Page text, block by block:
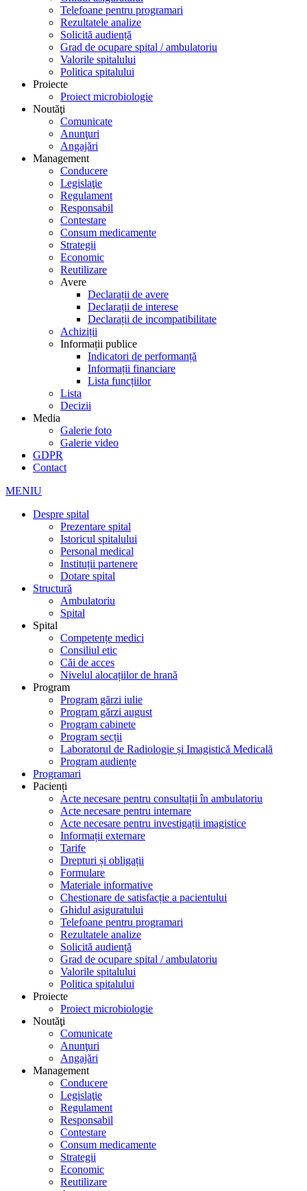
Telefoane pentru programari
Rezultatele analize
Solicită audiență
Grad de ocupare spital / ambulatoriu
Valorile spitalului
Politica spitalului
Proiecte
Proiect microbiologie
Noutăţi
Comunicate
Anunţuri
Angajări
Management
Conducere
Legislaţie
Regulament
Responsabil
Contestare
Consum medicamente
Strategii
Economic
Reutilizare
Avere
Declarații de avere
Declarații de interese
Declarații de incompatibilitate
Achiziții
Informații publice
Indicatori de performanță
Informații financiare
Lista funcțiilor
Lista
Decizii
Media
Galerie foto
Galerie video
GDPR
Contact
MENIU
Despre spital
Prezentare spital
Istoricul spitalului
Personal medical
Instituții partenere
Dotare spital
Structură
Ambulatoriu
Spital
Spital
Competențe medici
Consiliul etic
Căi de acces
Nivelul alocațiilor de hrană
Program
Program gărzi iulie
Program gărzi august
Program cabinete
Program secții
Laboratorul de Radiologie și Imagistică Medicală
Program audiențe
Programari
Pacienți
Acte necesare pentru consultații în ambulatoriu
Acte necesare pentru internare
Acte necesare pentru investigații imagistice
Informații externare
Tarife
Drepturi și obligații
Formulare
Materiale informative
Chestionare de satisfacție a pacientului
Ghidul asiguratului
Telefoane pentru programari
Rezultatele analize
Solicită audiență
Grad de ocupare spital / ambulatoriu
Valorile spitalului
Politica spitalului
Proiecte
Proiect microbiologie
Noutăţi
Comunicate
Anunţuri
Angajări
Management
Conducere
Legislaţie
Regulament
Responsabil
Contestare
Consum medicamente
Strategii
Economic
Reutilizare